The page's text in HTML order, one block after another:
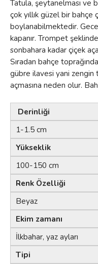
Tatula, şeytanelması ve
çok yıllık güzel bir
boylanabilmektedir.
kapanır. Trompet
sonbahara kadar çiçek
Sıradan bahçe
gübre ilavesi yani
açmasına neden olur.
Derinliği
1-1.5 cm
Yükseklik
100-150 cm
Renk Özelliği
Beyaz
Ekim zamanı
İlkbahar, yaz ayları
Tipi